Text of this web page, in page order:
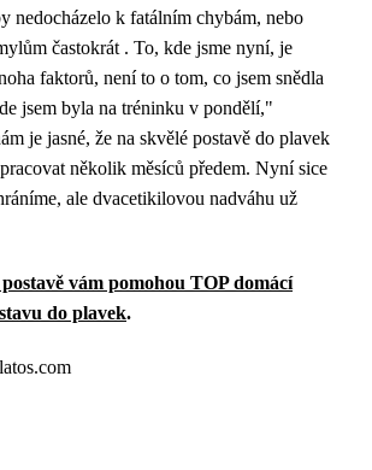
nedocházelo k fatálním chybám, nebo
častokrát . To, kde jsme nyní, je
faktorů, není to o tom, co jsem snědla
jsem byla na tréninku v pondělí,"
je jasné, že na skvělé postavě do plavek
několik měsíců předem. Nyní sice
ale dvacetikilovou nadváhu už
vám pomohou TOP domácí
do plavek.